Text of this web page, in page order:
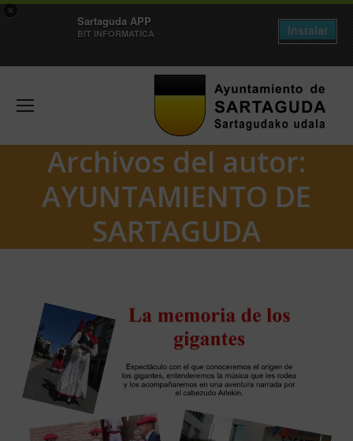
×
Sartaguda APP
BIT INFORMATICA Instalar
Archivos del autor:
AYUNTAMIENTO DE
SARTAGUDA